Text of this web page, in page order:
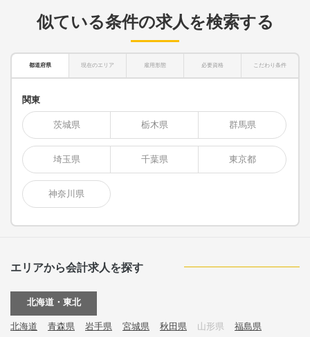
似ている条件の求人を検索する
都道府県 現在のエリア 雇用形態 必要資格 こだわり条件
関東
茨城県 栃木県 群馬県
埼玉県 千葉県 東京都
神奈川県
エリアから会計求人を探す
北海道・東北
北海道 青森県 岩手県 宮城県 秋田県 山形県 福島県